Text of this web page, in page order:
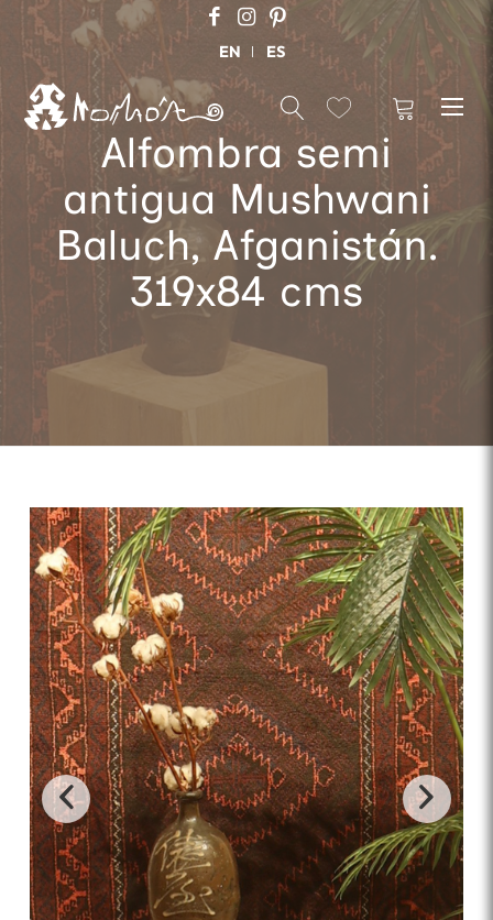
EN ES
Alfombra semi
antigua Mushwani
Baluch, Afganistán.
319x84 cms